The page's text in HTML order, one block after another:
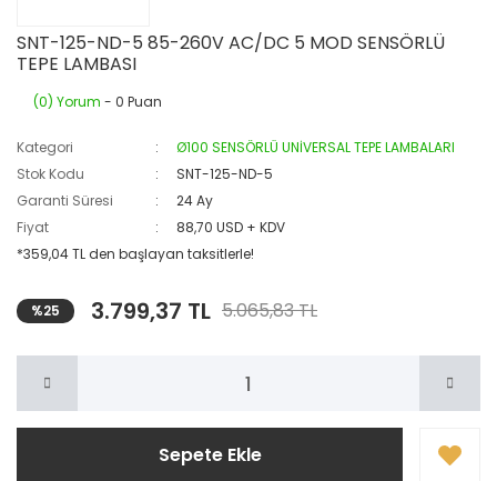
SNT-125-ND-5 85-260V AC/DC 5 MOD SENSÖRLÜ
TEPE LAMBASI
(0) Yorum - 0 Puan
Kategori
Ø100 SENSÖRLÜ UNİVERSAL TEPE LAMBALARI
Stok Kodu
SNT-125-ND-5
Garanti Süresi
24 Ay
Fiyat
88,70 USD + KDV
*359,04 TL den başlayan taksitlerle!
%25 3.799,37 TL 5.065,83 TL
Sepete Ekle